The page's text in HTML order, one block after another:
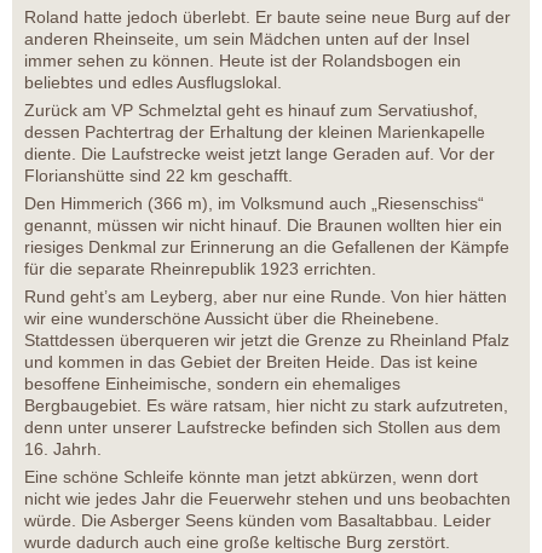
Roland hatte jedoch überlebt. Er baute seine neue Burg auf der
anderen Rheinseite, um sein Mädchen unten auf der Insel
immer sehen zu können. Heute ist der Rolandsbogen ein
beliebtes und edles Ausflugslokal.
Zurück am VP Schmelztal geht es hinauf zum Servatiushof,
dessen Pachtertrag der Erhaltung der kleinen Marienkapelle
diente. Die Laufstrecke weist jetzt lange Geraden auf. Vor der
Florianshütte sind 22 km geschafft.
Den Himmerich (366 m), im Volksmund auch „Riesenschiss“
genannt, müssen wir nicht hinauf. Die Braunen wollten hier ein
riesiges Denkmal zur Erinnerung an die Gefallenen der Kämpfe
für die separate Rheinrepublik 1923 errichten.
Rund geht’s am Leyberg, aber nur eine Runde. Von hier hätten
wir eine wunderschöne Aussicht über die Rheinebene.
Stattdessen überqueren wir jetzt die Grenze zu Rheinland Pfalz
und kommen in das Gebiet der Breiten Heide. Das ist keine
besoffene Einheimische, sondern ein ehemaliges
Bergbaugebiet. Es wäre ratsam, hier nicht zu stark aufzutreten,
denn unter unserer Laufstrecke befinden sich Stollen aus dem
16. Jahrh.
Eine schöne Schleife könnte man jetzt abkürzen, wenn dort
nicht wie jedes Jahr die Feuerwehr stehen und uns beobachten
würde. Die Asberger Seens künden vom Basaltabbau. Leider
wurde dadurch auch eine große keltische Burg zerstört.